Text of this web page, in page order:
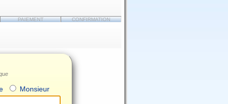
PAIEMENT CONFIRMATION
Monsieur